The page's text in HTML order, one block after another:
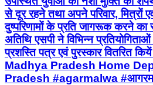
से दूर रहने तथा अपने परिवार, मित्रों
दुष्परिणामों के प्रति जागरूक करने
अतिथि एसपी ने विभिन्न प्रतियोगिताओं
प्रशस्ति पत्र एवं पुरस्कार वितरित
Madhya Pradesh Home
Pradesh #agarmalwa